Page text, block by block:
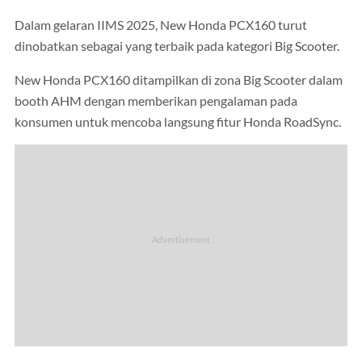
Dalam gelaran IIMS 2025, New Honda PCX160 turut
dinobatkan sebagai yang terbaik pada kategori Big Scooter.
New Honda PCX160 ditampilkan di zona Big Scooter dalam
booth AHM dengan memberikan pengalaman pada
konsumen untuk mencoba langsung fitur Honda RoadSync.